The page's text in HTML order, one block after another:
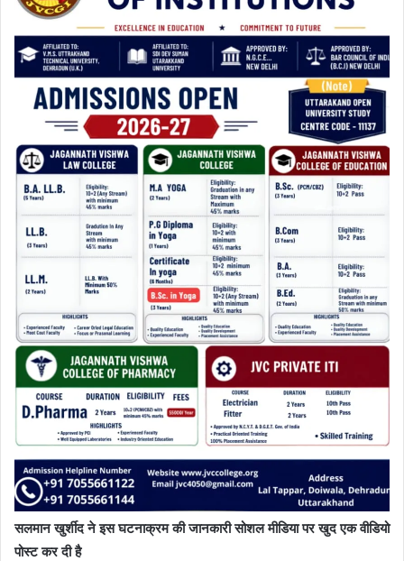
सलमान खुर्शीद ने इस घटनाक्रम की जानकारी सोशल मीडिया पर खुद एक वीडियो
पोस्ट कर दी है